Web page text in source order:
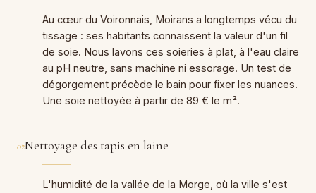
Au cœur du Voironnais, Moirans a longtemps vécu du
tissage : ses habitants connaissent la valeur d'un fil
de soie. Nous lavons ces soieries à plat, à l'eau claire
au pH neutre, sans machine ni essorage. Un test de
dégorgement précède le bain pour fixer les nuances.
Une soie nettoyée à partir de 89 € le m².
02Nettoyage des tapis en laine
L'humidité de la vallée de la Morge, où la ville s'est